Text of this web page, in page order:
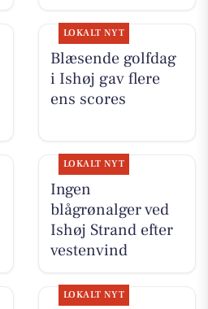
LOKALT NYT
Blæsende golfdag
i Ishøj gav flere
ens scores
LOKALT NYT
Ingen
blågrønalger ved
Ishøj Strand efter
vestenvind
LOKALT NYT